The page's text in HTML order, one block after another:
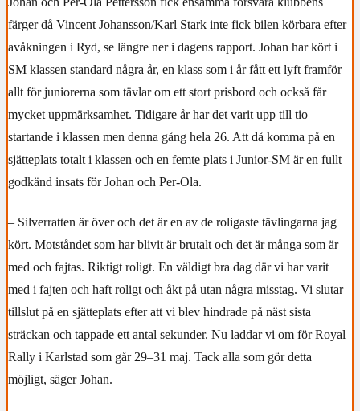
färger då Vincent Johansson/Karl Stark inte fick bilen körbara efter
avåkningen i Ryd, se längre ner i dagens rapport. Johan har kört i
SM klassen standard några år, en klass som i år fått ett lyft framför
allt för juniorerna som tävlar om ett stort prisbord och också får
mycket uppmärksamhet. Tidigare år har det varit upp till tio
startande i klassen men denna gång hela 26. Att då komma på en
sjätteplats totalt i klassen och en femte plats i Junior-SM är en fullt
godkänd insats för Johan och Per-Ola.
– Silverratten är över och det är en av de roligaste tävlingarna jag
kört. Motståndet som har blivit är brutalt och det är många som är
med och fajtas. Riktigt roligt. En väldigt bra dag där vi har varit
med i fajten och haft roligt och åkt på utan några misstag. Vi slutar
tillslut på en sjätteplats efter att vi blev hindrade på näst sista
sträckan och tappade ett antal sekunder. Nu laddar vi om för Royal
Rally i Karlstad som går 29–31 maj. Tack alla som gör detta
möjligt, säger Johan.